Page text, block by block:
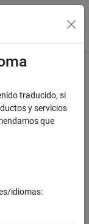
traducido, si
y servicios
que
idiomas: